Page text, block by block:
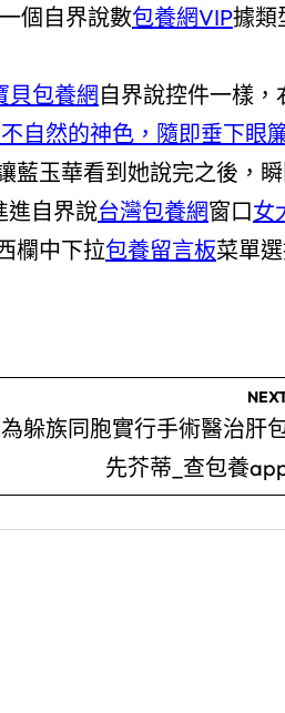
個自界說數包養網VIP據類
貝包養網自界說控件一樣，
自然的神色，隨即垂下眼
藍玉華看到她說完之後，
進自界說台灣包養網窗口女
欄中下拉包養留言板菜單
躲族同胞實行手術醫治肝
先芥蒂_查包養